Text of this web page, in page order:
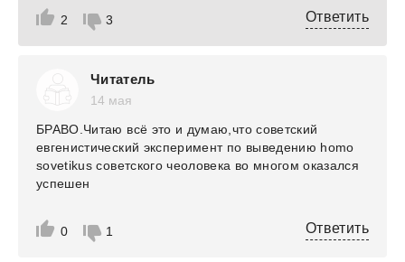
2 3 Ответить
Читатель
14 мая
0 1
БРАВО.Читаю всё это и думаю,что советский
евгенистический эксперимент по выведению homo
sovetikus советского чеоловека во многом оказался
успешен
Ответить